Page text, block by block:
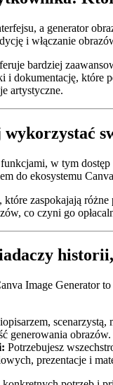
a generator
i włączanie
bardziej
i dokumentację,
artystyczne.
w tym
do ekosystemu
zaspokajają
co czyni go
Image Generator
generowania obrazów.
Potrzebujesz
prezentacje i